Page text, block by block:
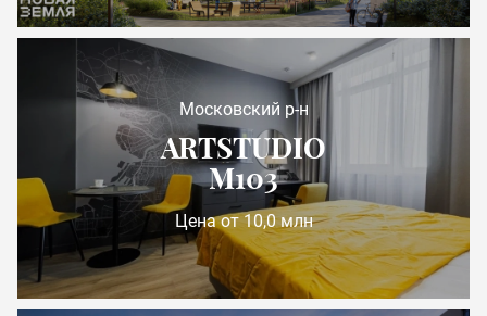
Московский р-н
ARTSTUDIO
М103
Цена от 10,0 млн